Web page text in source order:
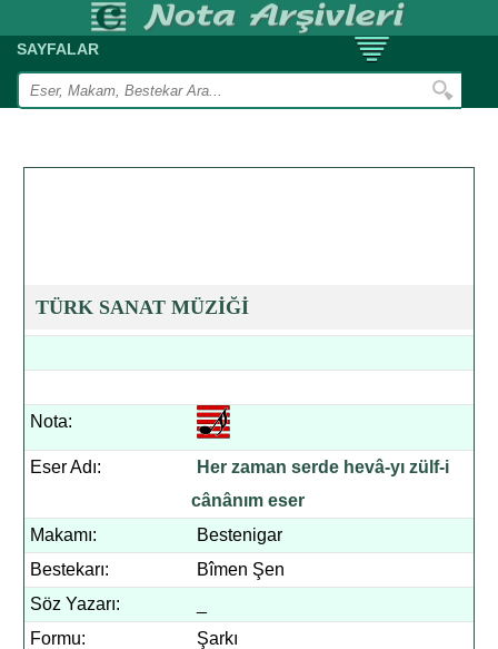
SAYFALAR
TÜRK SANAT MÜZİĞİ
Nota:
Eser Adı:
Her zaman serde hevâ-yı zülf-i
cânânım eser
Makamı:
Bestenigar
Bestekarı:
Bîmen Şen
Söz Yazarı:
Formu:
Şarkı